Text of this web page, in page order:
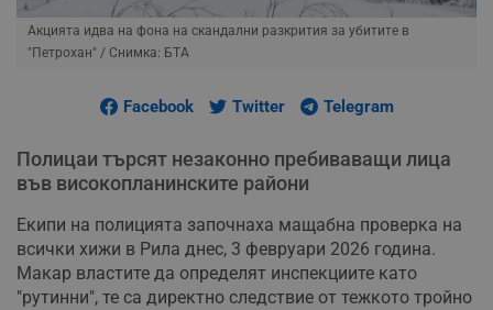
Акцията идва на фона на скандални разкрития за убитите в
"Петрохан" / Снимка: БТА
Facebook Twitter Telegram
Полицаи търсят незаконно пребиваващи лица
във високопланинските райони
Екипи на полицията започнаха мащабна проверка на
всички хижи в Рила днес, 3 февруари 2026 година.
Макар властите да определят инспекциите като
"рутинни", те са директно следствие от тежкото тройно